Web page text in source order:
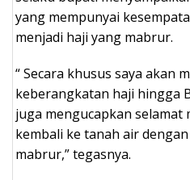
yang mempunyai
menjadi haji yang mabrur.
“ Secara khusus saya akan
keberangkatan haji hingga
juga mengucapkan selamat
kembali ke tanah air
mabrur,” tegasnya.